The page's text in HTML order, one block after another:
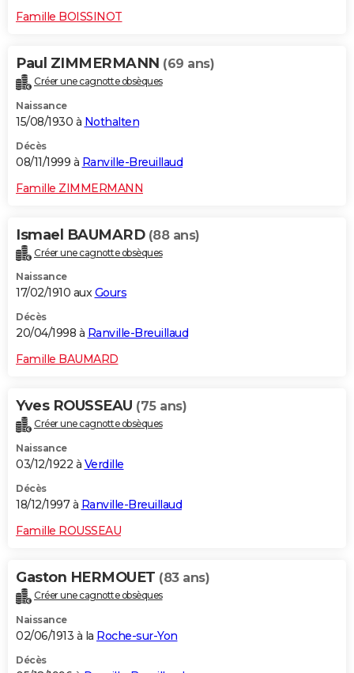
Famille BOISSINOT
Paul ZIMMERMANN (69 ans)
Créer une cagnotte obsèques
Naissance
15/08/1930 à Nothalten
Décès
08/11/1999 à Ranville-Breuillaud
Famille ZIMMERMANN
Ismael BAUMARD (88 ans)
Créer une cagnotte obsèques
Naissance
17/02/1910 auxGours
Décès
20/04/1998 à Ranville-Breuillaud
Famille BAUMARD
Yves ROUSSEAU (75 ans)
Créer une cagnotte obsèques
Naissance
03/12/1922 à Verdille
Décès
18/12/1997 à Ranville-Breuillaud
Famille ROUSSEAU
Gaston HERMOUET (83 ans)
Créer une cagnotte obsèques
Naissance
02/06/1913 à la Roche-sur-Yon
Décès